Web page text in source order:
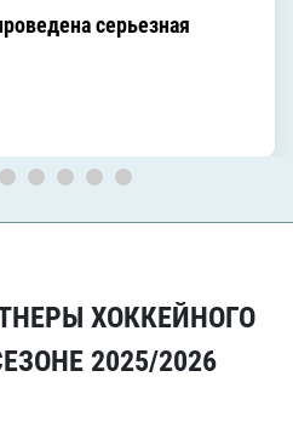
серьезная
ХОККЕЙНОГО
2025/2026